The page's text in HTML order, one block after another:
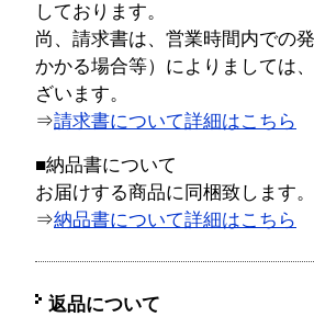
しております。
尚、請求書は、営業時間内での
かかる場合等）によりましては
ざいます。
⇒請求書について詳細はこちら
■納品書について
お届けする商品に同梱致します。
⇒納品書について詳細はこちら
返品について